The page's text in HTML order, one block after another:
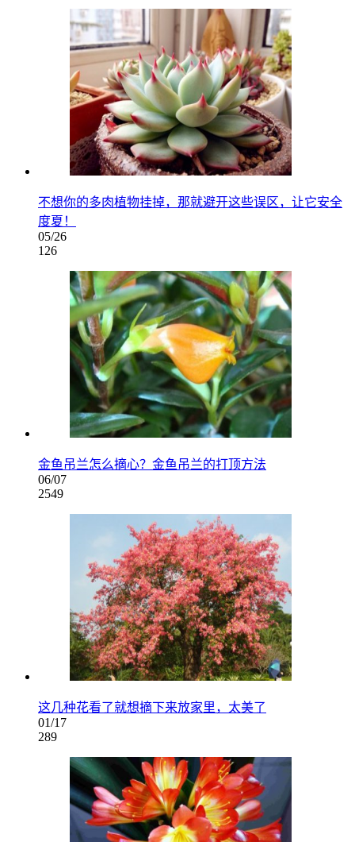
不想你的多肉植物挂掉，那就避开这些误区，让它安全
度夏！
05/26
126
金鱼吊兰怎么摘心？金鱼吊兰的打顶方法
06/07
2549
这几种花看了就想摘下来放家里，太美了
01/17
289